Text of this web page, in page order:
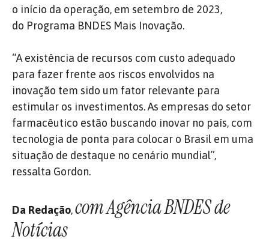
o início da operação, em setembro de 2023,
do Programa BNDES Mais Inovação.
“A existência de recursos com custo adequado
para fazer frente aos riscos envolvidos na
inovação tem sido um fator relevante para
estimular os investimentos. As empresas do setor
farmacêutico estão buscando inovar no país, com
tecnologia de ponta para colocar o Brasil em uma
situação de destaque no cenário mundial”,
ressalta Gordon.
Da Redação,com Agência BNDES de
Notícias